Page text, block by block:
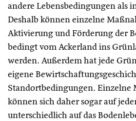
andere Lebensbedingungen als
Deshalb können einzelne
Aktivierung und Förderung der
bedingt vom Ackerland ins
werden. Außerdem hat jede
eigene
Standortbedingungen. Einzelne
können sich daher sogar auf
unterschiedlich auf das